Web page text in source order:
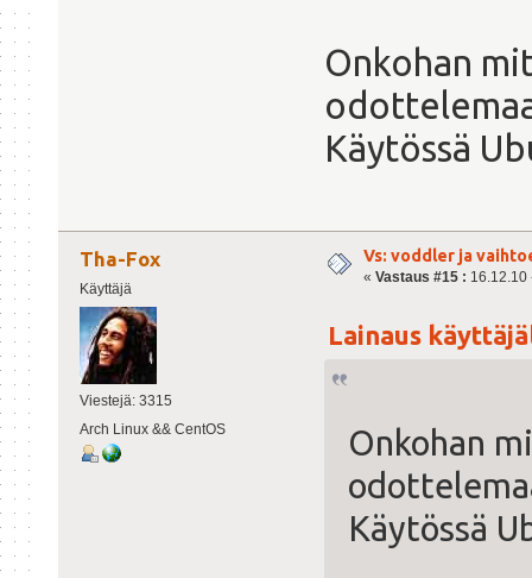
Onkohan
Käytössä
Tha-Fox
Käyttäjä
Viestejä: 3315
Arch Linux && CentOS
Vs: voddler ja
« Vastaus #15 : 16.12.10
Lainaus
Onkohan
Käytössä